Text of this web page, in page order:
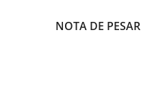
NOTA DE PESAR